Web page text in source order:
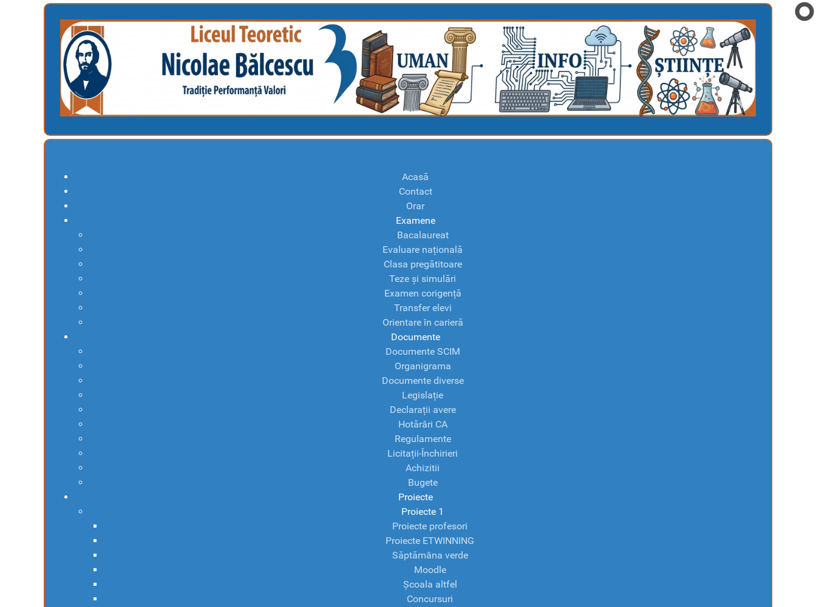
Acasă
Contact
Orar
Examene
Bacalaureat
Evaluare națională
Clasa pregătitoare
Teze și simulări
Examen corigență
Transfer elevi
Orientare în carieră
Documente
Documente SCIM
Organigrama
Documente diverse
Legislație
Declarații avere
Hotărâri CA
Regulamente
Licitații-Închirieri
Achizitii
Bugete
Proiecte
Proiecte 1
Proiecte profesori
Proiecte ETWINNING
Săptămâna verde
Moodle
Școala altfel
Concursuri